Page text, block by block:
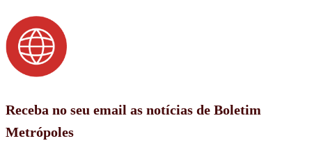
Receba no seu email as notícias de Boletim
Metrópoles